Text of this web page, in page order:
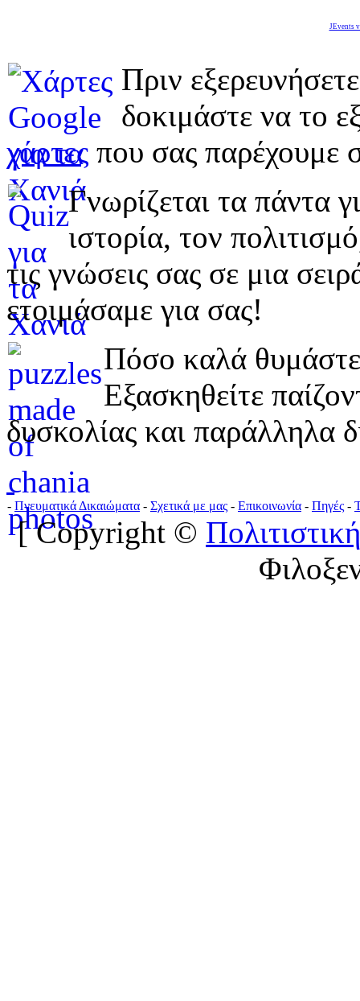
JEvents
Πριν
δοκιμάστε να το
χάρτες που σας παρέχουμε
Γνωρίζεται τα πάντα
ιστορία, τον
τις γνώσεις σας σε μια
ετοιμάσαμε για σας!
Πόσο καλά
Εξασκηθείτε
δυσκολίας και παράλληλα
- Πνευματικά Δικαιώματα - Σχετικά με μας - Επικοινωνία - Πηγές -
[ Copyright ©